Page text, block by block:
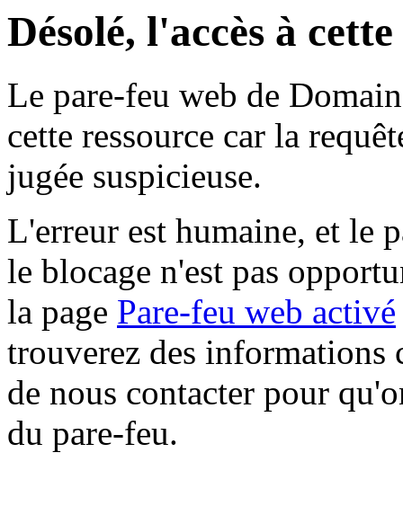
Désolé, l'accès à
Le pare-feu web de
cette ressource car la
jugée suspicieuse.
L'erreur est humaine, et le
le blocage n'est pas
la page Pare-feu web activé
trouverez des informations
de nous contacter pour
du pare-feu.